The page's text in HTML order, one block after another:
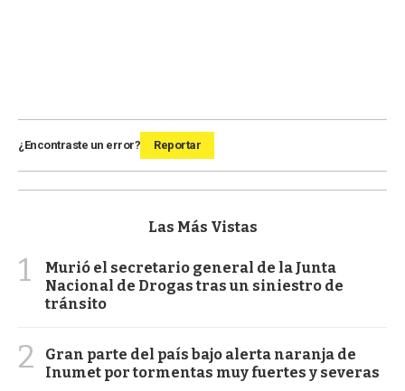
¿Encontraste un error? Reportar
Las Más Vistas
1
Murió el secretario general de la Junta
Nacional de Drogas tras un siniestro de
tránsito
2
Gran parte del país bajo alerta naranja de
Inumet por tormentas muy fuertes y severas